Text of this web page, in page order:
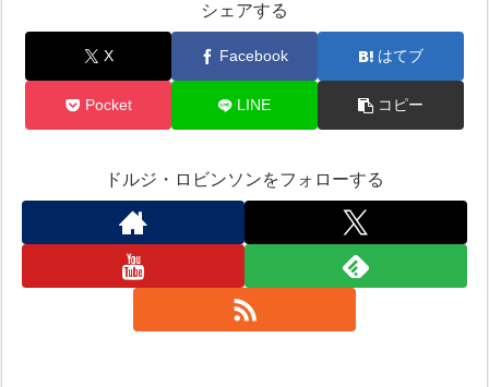
シェアする
X Facebook はてブ
Pocket LINE コピー
ドルジ・ロビンソンをフォローする